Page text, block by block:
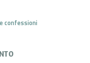
confessioni